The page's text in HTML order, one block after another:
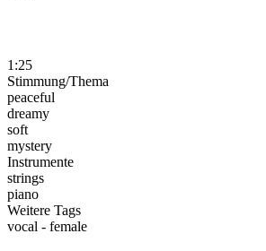
1:25
Stimmung/Thema
peaceful
dreamy
soft
mystery
Instrumente
strings
piano
Weitere Tags
vocal - female